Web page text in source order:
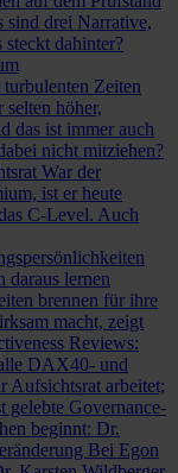
sind drei Narrative,
dahinter?
Zeiten
höher,
das ist immer auch
nicht mitziehen?
War der
ist er heute
C-Level. Auch
daraus lernen
brennen für ihre
macht, zeigt
Reviews:
DAX40- und
arbeitet;
gelebte Governance-
beginnt: Dr.
Bei Egon